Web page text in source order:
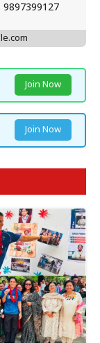
Join Now
Join Now